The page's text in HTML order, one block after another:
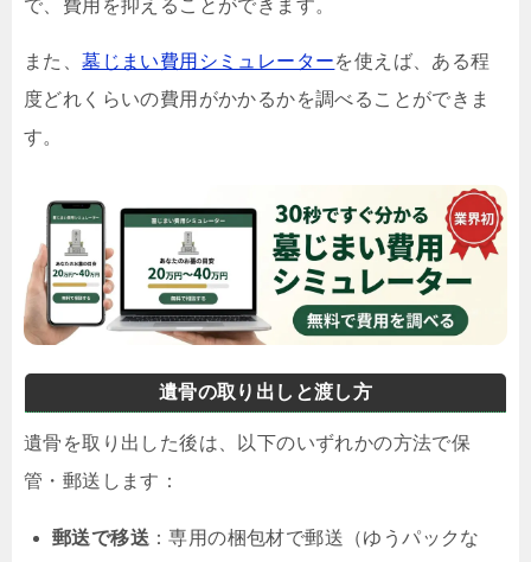
で、費用を抑えることができます。
また、墓じまい費用シミュレーターを使えば、ある程
度どれくらいの費用がかかるかを調べることができま
す。
遺骨の取り出しと渡し方
遺骨を取り出した後は、以下のいずれかの方法で保
管・郵送します：
郵送で移送 ：専用の梱包材で郵送（ゆうパックな